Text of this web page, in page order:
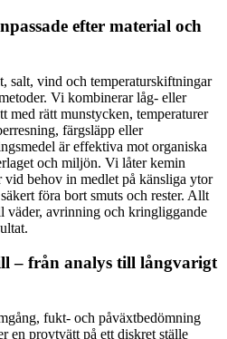
efter material och
salt, vind och temperaturskiftningar
Vi kombinerar låg- eller
med rätt munstycken, temperaturer
färgsläpp eller
är effektiva mot organiska
och miljön. Vi låter kemin
behov in medlet på känsliga ytor
föra bort smuts och rester. Allt
väder, avrinning och kringliggande
– från analys till långvarigt
fukt- och påväxtbedömning
en provtvätt på ett diskret ställe